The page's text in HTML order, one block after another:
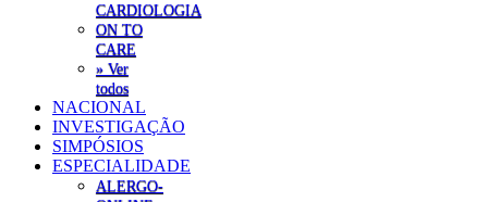
CARDIOLOGIA
ON TO
CARE
» Ver
todos
NACIONAL
INVESTIGAÇÃO
SIMPÓSIOS
ESPECIALIDADE
ALERGO-